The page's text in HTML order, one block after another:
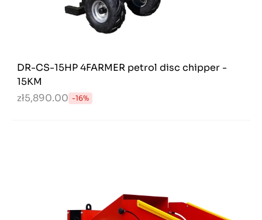
DR-CS-15HP 4FARMER petrol disc chipper -
15KM
zł5,890.00 -16%